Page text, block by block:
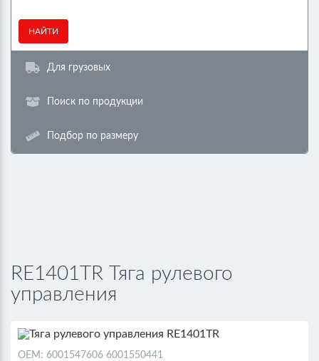
НАЙТИ
Для грузовых
Поиск по продукции
Подбор по размеру
RE1401TR Тяга рулевого
управления
ОЕМ: 6001547606 6001550441